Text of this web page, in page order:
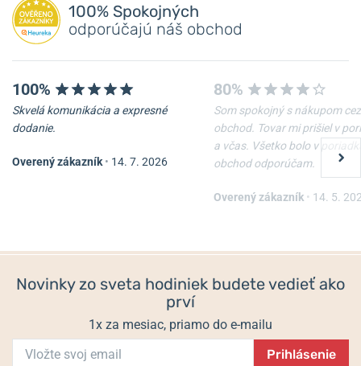
100% Spokojných
odporúčajú náš obchod
100%
Skvelá komunikácia a expresné
dodanie.
Overený zákazník • 14. 7. 2026
80%
Som spokojný s nákupom cez
obchod. Tovar mi prišiel v
a včas. Všetko bolo v
obchod odporúčam.
Overený zákazník • 14. 5.
Novinky zo sveta hodiniek budete vedieť ako
prví
1x za mesiac, priamo do e-mailu
Prihlásenie